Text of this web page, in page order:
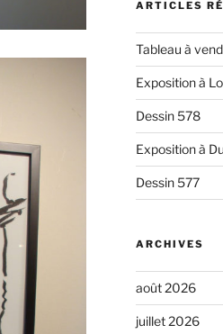
ARTICLES
Tableau à
Exposition à
Dessin 578
Exposition à
Dessin 577
ARCHIVES
août 2026
juillet 2026